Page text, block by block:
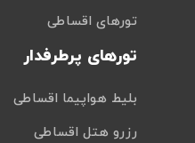
تورهای اقساطی
تورهای پرطرفدار
بلیط هواپیما اقساطی
رزرو هتل اقساطی